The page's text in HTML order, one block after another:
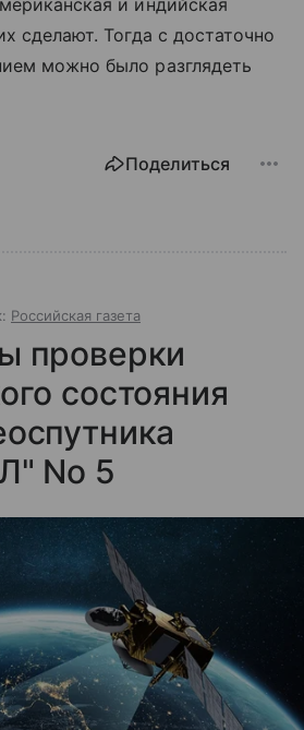
сделают. Тогда с достаточно
можно было разглядеть
Поделиться
Российская газета
проверки
состояния
No 5